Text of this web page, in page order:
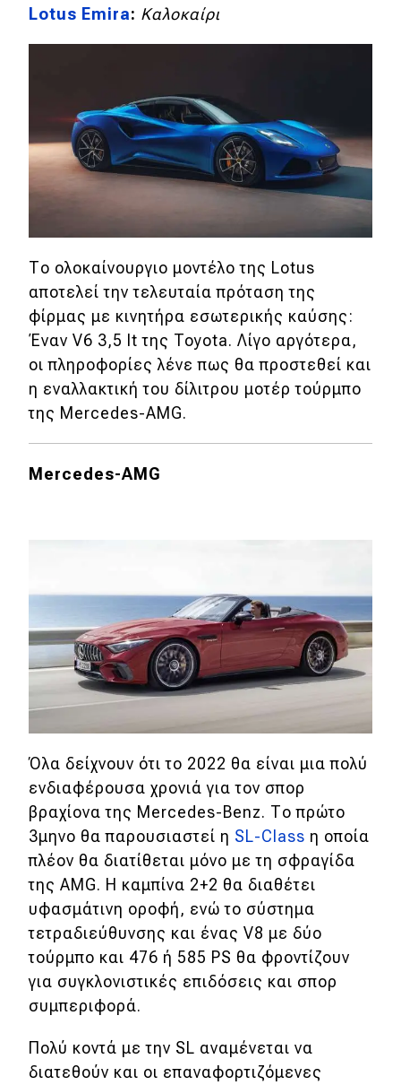
Lotus Emira: Καλοκαίρι
Το ολοκαίνουργιο μοντέλο της Lotus
αποτελεί την τελευταία πρόταση της
φίρμας με κινητήρα εσωτερικής καύσης:
Έναν V6 3,5 lt της Toyota. Λίγο αργότερα,
οι πληροφορίες λένε πως θα προστεθεί και
η εναλλακτική του δίλιτρου μοτέρ τούρμπο
της Mercedes-AMG.
Mercedes-AMG
Όλα δείχνουν ότι το 2022 θα είναι μια πολύ
ενδιαφέρουσα χρονιά για τον σπορ
βραχίονα της Mercedes-Benz. Το πρώτο
3μηνο θα παρουσιαστεί η SL-Class η οποία
πλέον θα διατίθεται μόνο με τη σφραγίδα
της AMG. Η καμπίνα 2+2 θα διαθέτει
υφασμάτινη οροφή, ενώ το σύστημα
τετραδιεύθυνσης και ένας V8 με δύο
τούρμπο και 476 ή 585 PS θα φροντίζουν
για συγκλονιστικές επιδόσεις και σπορ
συμπεριφορά.
Πολύ κοντά με την SL αναμένεται να
διατεθούν και οι επαναφορτιζόμενες